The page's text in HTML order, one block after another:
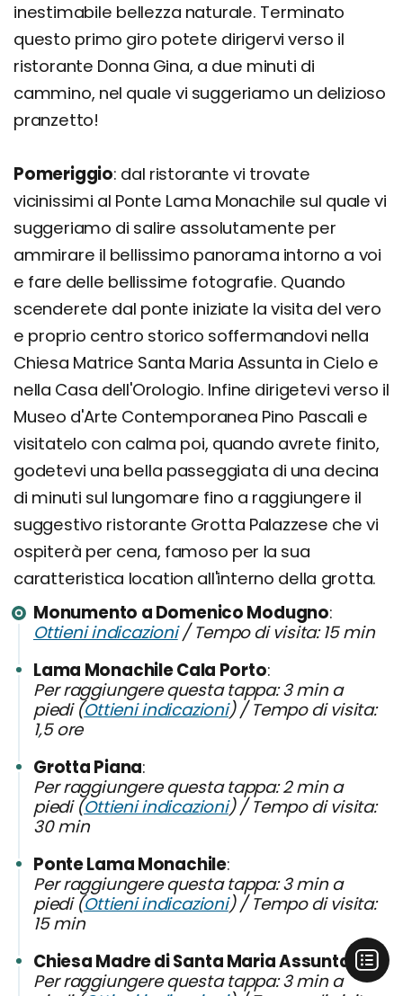
inestimabile bellezza naturale. Terminato
questo primo giro potete dirigervi verso il
ristorante Donna Gina, a due minuti di
cammino, nel quale vi suggeriamo un delizioso
pranzetto!
Pomeriggio: dal ristorante vi trovate
vicinissimi al Ponte Lama Monachile sul quale vi
suggeriamo di salire assolutamente per
ammirare il bellissimo panorama intorno a voi
e fare delle bellissime fotografie. Quando
scenderete dal ponte iniziate la visita del vero
e proprio centro storico soffermandovi nella
Chiesa Matrice Santa Maria Assunta in Cielo e
nella Casa dell'Orologio. Infine dirigetevi verso il
Museo d'Arte Contemporanea Pino Pascali e
visitatelo con calma poi, quando avrete finito,
godetevi una bella passeggiata di una decina
di minuti sul lungomare fino a raggiungere il
suggestivo ristorante Grotta Palazzese che vi
ospiterà per cena, famoso per la sua
caratteristica location all'interno della grotta.
Monumento a Domenico Modugno
Ottieni indicazioni/ Tempo di visita: 15 min
Lama Monachile Cala Porto
Per raggiungere questa tappa: 3 min a
piedi (Ottieni indicazioni) / Tempo di visita:
1,5 ore
Grotta Piana
Per raggiungere questa tappa: 2 min a
piedi (Ottieni indicazioni) / Tempo di visita:
30 min
Ponte Lama Monachile
Per raggiungere questa tappa: 3 min a
piedi (Ottieni indicazioni) / Tempo di visita:
15 min
Chiesa Madre di Santa Maria Assunta
Per raggiungere questa tappa: 3 min a